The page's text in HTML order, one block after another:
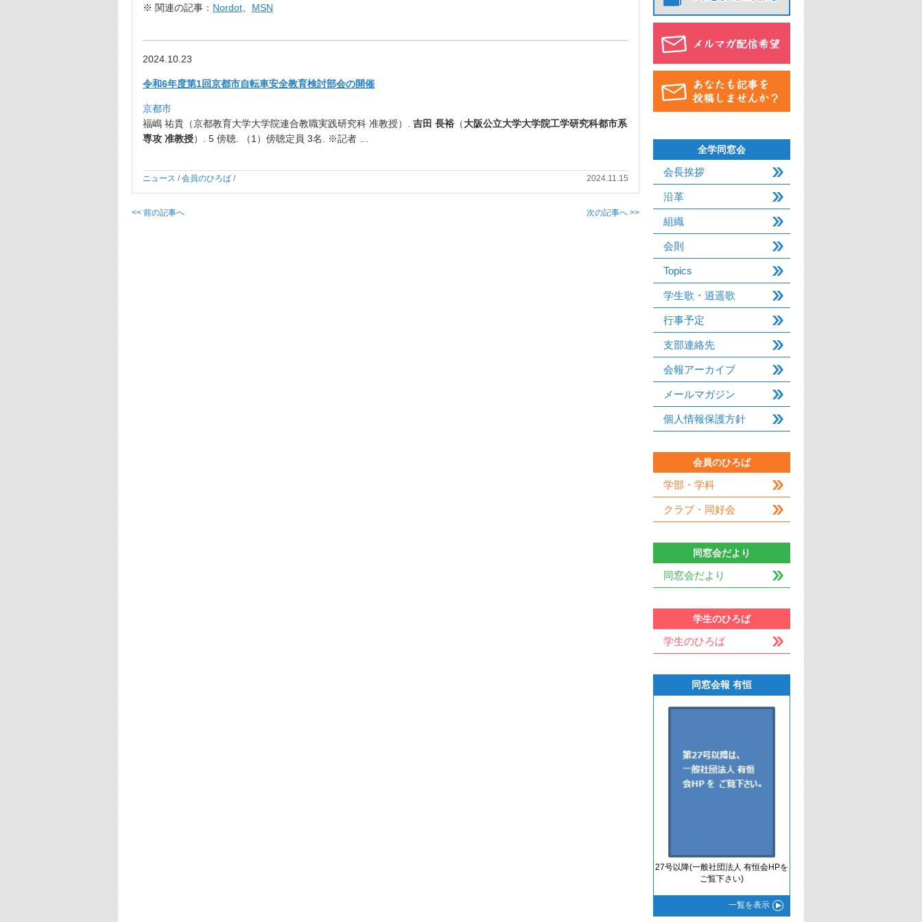
※ 関連の記事： Nordot MSN
2024.10.23
令和6年度第1回京都市自転車安全教育検討部会の開催
京都市
福嶋 祐貴（京都教育大学大学院連合教職実践研究科 准教授）. 吉田 長裕 （大阪公立大学大学院工学研究科都市系
専攻 准教授）. 5 傍聴. （1）傍聴定員 3名. ※記者 …
ニュース /会員のひろば / 2024.11.15
<< 前の記事へ 次の記事へ >>
全学同窓会
会長挨拶
沿革
組織
会則
Topics
学生歌・逍遥歌
行事予定
支部連絡先
会報アーカイブ
メールマガジン
個人情報保護方針
会員のひろば
学部・学科
クラブ・同好会
同窓会だより
同窓会だより
学生のひろば
学生のひろば
同窓会報 有恒
27号以降(一般社団法人 有恒会HPを
ご覧下さい)
一覧を表示